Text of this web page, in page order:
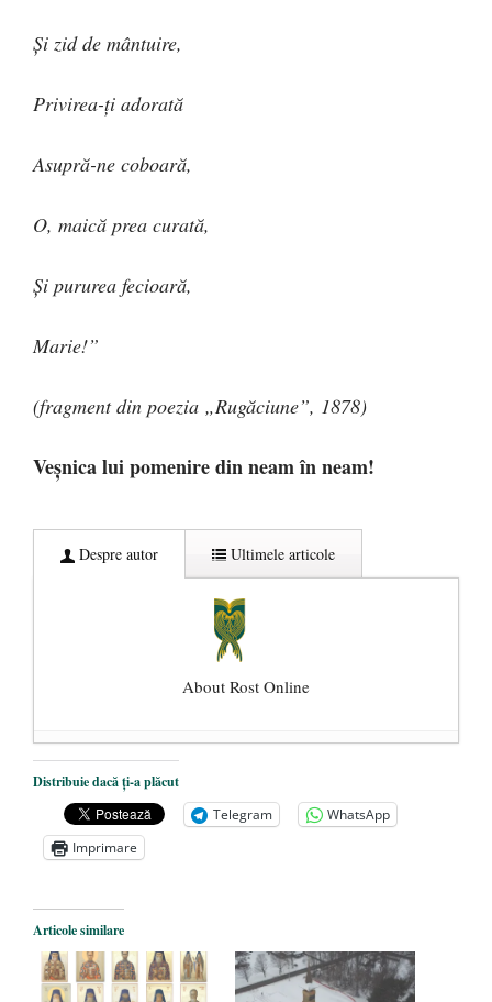
Şi zid de mântuire,
Privirea-ţi adorată
Asupră-ne coboară,
O, maică prea curată,
Şi pururea fecioară,
Marie!”
(fragment din poezia „Rugăciune”, 1878)
Veșnica lui pomenire din neam în neam!
Despre autor Ultimele articole
About Rost Online
Dezvăluiri cutremurătoare despre
președintele Ucrainei, Volodymyr
Zelensky
- 13 mai 2026
Statul care servește Națiunea
Legea Vexler produce efecte. Bustul
poetului Octavian Goga, înlăturat din Iași
- 16 aprilie 2026
Distribuie dacă ți-a plăcut
Telegram
WhatsApp
Imprimare
Articole similare